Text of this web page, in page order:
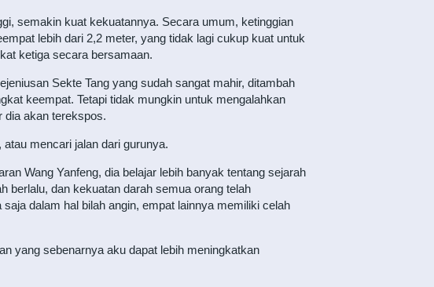
semakin kuat kekuatannya. Secara umum, ketinggian
lebih dari 2,2 meter, yang tidak lagi cukup kuat untuk
ketiga secara bersamaan.
Sekte Tang yang sudah sangat mahir, ditambah
keempat. Tetapi tidak mungkin untuk mengalahkan
dia akan terekspos.
mencari jalan dari gurunya.
Wang Yanfeng, dia belajar lebih banyak tentang sejarah
berlalu, dan kekuatan darah semua orang telah
dalam hal bilah angin, empat lainnya memiliki celah
yang sebenarnya aku dapat lebih meningkatkan